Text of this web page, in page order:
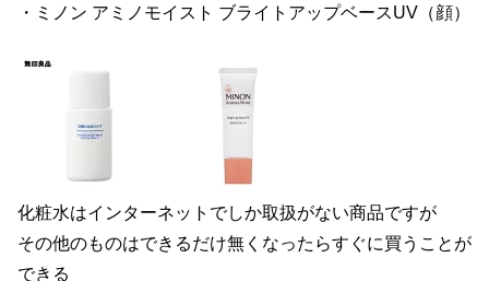
・ミノン アミノモイスト ブライトアップベースUV（顔）
化粧水はインターネットでしか取扱がない商品ですが
その他のものはできるだけ無くなったらすぐに買うことが
できる